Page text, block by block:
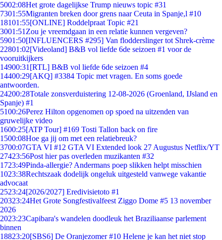
5002:08Het grote dagelijkse Trump nieuws topic #31
7301:55Migranten breken door grens naar Ceuta in Spanje,l #10
18101:55[ONLINE] Roddelpraat Topic #21
3001:51 Zou je vreemdgaan in een relatie kunnen vergeven?
5901:50[INFLUENCERS #295] Van flodderslinger tot Shrek-crème
22801:02[Videoland] B&B vol liefde 6de seizoen #1 voor de
vooruitkijkers
14900:31 [RTL] B&B vol liefde 6de seizoen #4
14400:29[AKQ] #3384 Topic met vragen. En soms goede
antwoorden.
24200:28Totale zonsverduistering 12-08-2026 (Groenland, IJsland en
Spanje) #1
5100:26Perez Hilton opgenomen op spoed na uitzenden van
gruwelijke video
1600:25[ATP Tour] #169 Tosti Tallon back on fire
1500:08Hoe ga jij om met een relatiebreuk?
3700:07GTA VI #12 GTA VI Extended look 27 Augustus Netflix/YT
27423:56Post hier pas overleden muzikanten #32
1723:49Pinda-allergie? Andermans poep slikken helpt misschien
1023:38Rechtszaak dodelijk ongeluk uitgesteld vanwege vakantie
advocaat
2523:24[2026/2027] Eredivisietoto #1
20323:24Het Grote Songfestivalfeest Ziggo Dome #5 13 november
2026
2023:23Capibara's wandelen doodleuk het Braziliaanse parlement
binnen
18823:20[SBS6] De Oranjezomer #10 Helene je kan het niet stop